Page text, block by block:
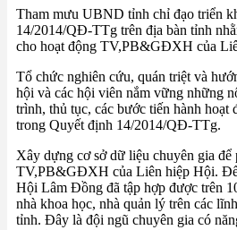
Tham mưu UBND tỉnh chỉ đạo triển
14/2014/QĐ-TTg trên địa bàn tỉnh
cho hoạt động TV,PB&GĐXH của
Tổ chức nghiên cứu, quán triệt và
hội và các hội viên nắm vững những
trình, thủ tục, các bước tiến hành
trong Quyết định 14/2014/QĐ-TTg.
Xây dựng cơ sở dữ liệu chuyên gia để
TV,PB&GĐXH của Liên hiệp Hội.
Hội Lâm Đồng đã tập hợp được trên
nhà khoa học, nhà quản lý trên các
tỉnh. Đây là đội ngũ chuyên gia có